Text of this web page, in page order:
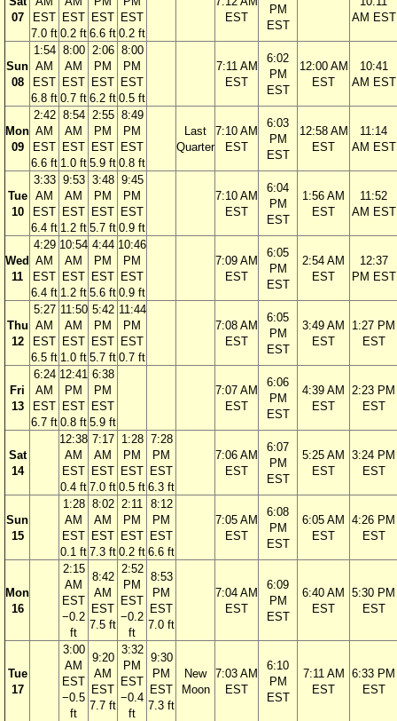
07
EST
7.0 ft
EST
0.2 ft
EST
6.6 ft
EST
0.2 ft
EST
PM
EST
AM EST
Sun
08
1:54
AM
EST
6.8 ft
8:00
AM
EST
0.7 ft
2:06
PM
EST
6.2 ft
8:00
PM
EST
0.5 ft
7:11 AM
EST
6:02
PM
EST
12:00 AM
EST
10:41
AM EST
Mon
09
2:42
AM
EST
6.6 ft
8:54
AM
EST
1.0 ft
2:55
PM
EST
5.9 ft
8:49
PM
EST
0.8 ft
Last
Quarter
7:10 AM
EST
6:03
PM
EST
12:58 AM
EST
11:14
AM EST
Tue
10
3:33
AM
EST
6.4 ft
9:53
AM
EST
1.2 ft
3:48
PM
EST
5.7 ft
9:45
PM
EST
0.9 ft
7:10 AM
EST
6:04
PM
EST
1:56 AM
EST
11:52
AM EST
Wed
11
4:29
AM
EST
6.4 ft
10:54
AM
EST
1.2 ft
4:44
PM
EST
5.6 ft
10:46
PM
EST
0.9 ft
7:09 AM
EST
6:05
PM
EST
2:54 AM
EST
12:37
PM EST
Thu
12
5:27
AM
EST
6.5 ft
11:50
AM
EST
1.0 ft
5:42
PM
EST
5.7 ft
11:44
PM
EST
0.7 ft
7:08 AM
EST
6:05
PM
EST
3:49 AM
EST
1:27 PM
EST
Fri
13
6:24
AM
EST
6.7 ft
12:41
PM
EST
0.8 ft
6:38
PM
EST
5.9 ft
7:07 AM
EST
6:06
PM
EST
4:39 AM
EST
2:23 PM
EST
Sat
14
12:38
AM
EST
0.4 ft
7:17
AM
EST
7.0 ft
1:28
PM
EST
0.5 ft
7:28
PM
EST
6.3 ft
7:06 AM
EST
6:07
PM
EST
5:25 AM
EST
3:24 PM
EST
Sun
15
1:28
AM
EST
0.1 ft
8:02
AM
EST
7.3 ft
2:11
PM
EST
0.2 ft
8:12
PM
EST
6.6 ft
7:05 AM
EST
6:08
PM
EST
6:05 AM
EST
4:26 PM
EST
Mon
16
2:15
AM
EST
−0.2
ft
8:42
AM
EST
7.5 ft
2:52
PM
EST
−0.2
ft
8:53
PM
EST
7.0 ft
7:04 AM
EST
6:09
PM
EST
6:40 AM
EST
5:30 PM
EST
Tue
17
3:00
AM
EST
−0.5
ft
9:20
AM
EST
7.7 ft
3:32
PM
EST
−0.4
ft
9:30
PM
EST
7.3 ft
New
Moon
7:03 AM
EST
6:10
PM
EST
7:11 AM
EST
6:33 PM
EST